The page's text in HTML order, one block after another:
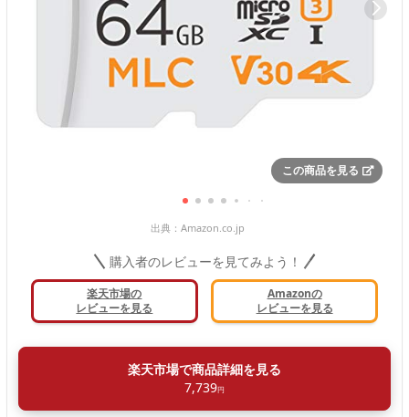
この商品を見る
出典： Amazon.co.jp
購入者のレビューを見てみよう！
楽天市場の
レビューを見る
Amazonの
レビューを見る
楽天市場で商品詳細を見る
7,739円